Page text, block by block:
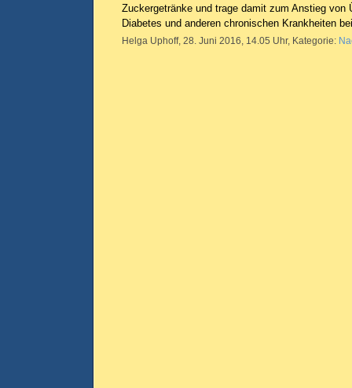
Zuckergetränke und trage damit zum Anstieg von
Diabetes und anderen chronischen Krankheiten
Helga Uphoff, 28. Juni 2016, 14.05 Uhr, Kategorie: